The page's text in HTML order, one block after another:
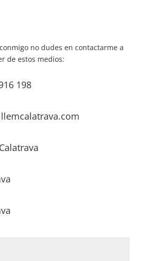
no dudes en contactarme a
de estos medios:
198